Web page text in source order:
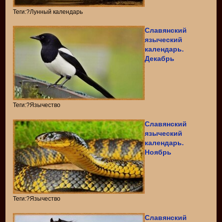
Теги:?Лунный календарь
Славянский
языческий
календарь.
Декабрь
Теги:?Язычество
Славянский
языческий
календарь.
Ноябрь
Теги:?Язычество
Славянский